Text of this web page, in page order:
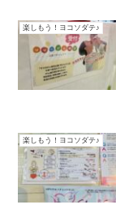
楽しもう！ヨコソダテ♪
楽しもう！ヨコソダテ♪